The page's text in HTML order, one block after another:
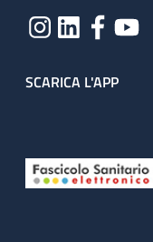
SCARICA L'APP